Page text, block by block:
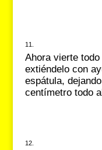
Ahora vierte
extiéndelo con
espátula,
centímetro todo